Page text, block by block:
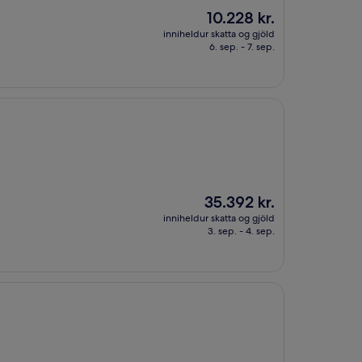
Verðið
er
10.228 kr.
10.228 kr.
inniheldur skatta og gjöld
6. sep. - 7. sep.
Verðið
er
35.392 kr.
35.392 kr.
inniheldur skatta og gjöld
3. sep. - 4. sep.